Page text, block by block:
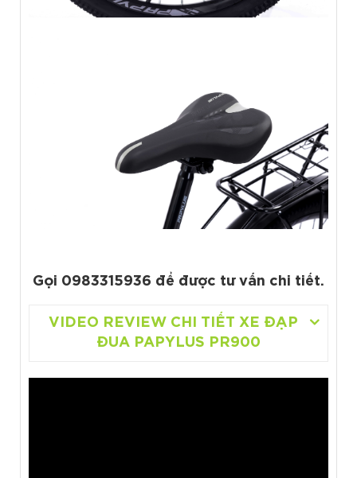
Gọi 0983315936 để được tư vấn chi tiết.
VIDEO REVIEW CHI TIẾT XE ĐẠP
ĐUA PAPYLUS PR900